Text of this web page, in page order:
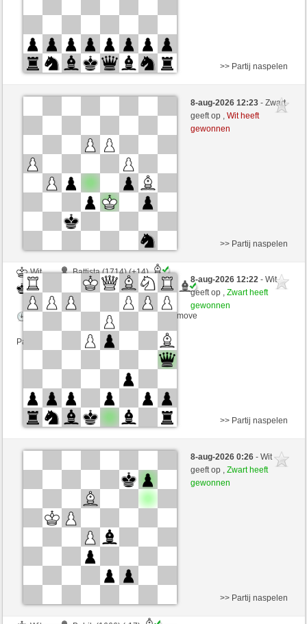
Wit
gDSDiez (1704)
Speelduur: 2 minutes/side + 0 seconds/move
Partij telt mee voor de ranglijst
>> Partij naspelen
8-aug-2026 12:23- Zwart
geeft op ,Wit heeft
gewonnen
Wit
Battista (1714) (+14)
Zwart
RubiusAndorra (1666) (-14)
Speelduur: 2 minutes/side + 1 seconds/move
Partij telt mee voor de ranglijst
>> Partij naspelen
8-aug-2026 12:22- Wit
geeft op ,Zwart heeft
gewonnen
Wit
pikulapi (1378) (-5)
Speelduur: 2 minutes/side + 1 seconds/move
Partij telt mee voor de ranglijst
>> Partij naspelen
8-aug-2026 0:26- Wit
geeft op ,Zwart heeft
gewonnen
>> Partij naspelen